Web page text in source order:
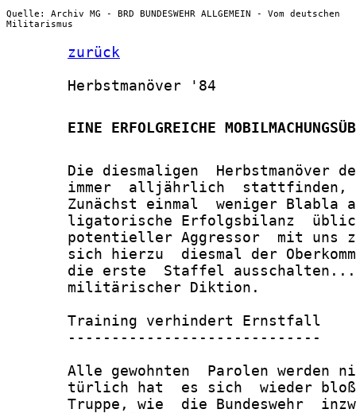
Quelle: Archiv MG - BRD BUNDESWEHR ALLGEMEIN - Vom deutschen
Militarismus
zurück
       Herbstmanöver '84
EINE ERFOLGREICHE